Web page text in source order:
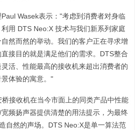
Wasek表示："考虑到消费者对身临
用 DTS Neo:X 技术与我们新系列家庭
然而然的举动。我们的客户正在寻求增
接目的就是满足他们的需求。DTS整合
活、性能最高的接收机来超出消费者的
体验的寓意。"
接收机在当今市面上的同类产品中性能
频扬声器提供清楚的用法提示，为最终
自然的声场。DTS Neo:X是单一算法范